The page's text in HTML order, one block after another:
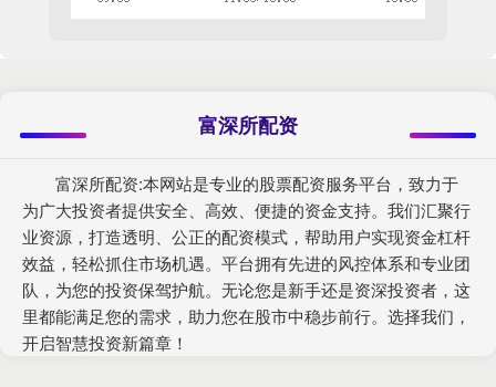
富深所配资
富深所配资:本网站是专业的股票配资服务平台，致力于
为广大投资者提供安全、高效、便捷的资金支持。我们汇聚行
业资源，打造透明、公正的配资模式，帮助用户实现资金杠杆
效益，轻松抓住市场机遇。平台拥有先进的风控体系和专业团
队，为您的投资保驾护航。无论您是新手还是资深投资者，这
里都能满足您的需求，助力您在股市中稳步前行。选择我们，
开启智慧投资新篇章！